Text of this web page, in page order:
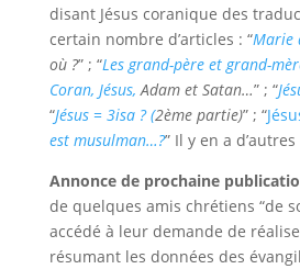
disant Jésus coranique des
certain nombre d’articles : “Marie
où ?” ; “Les grand-père et grand-
Coran, Jésus, Adam et Satan…” ; “
“Jésus = 3isa ? (2ème partie)” ; “
est musulman…?” Il y en a
Annonce de prochaine
de quelques amis chrétiens “de
accédé à leur demande de
résumant les données des